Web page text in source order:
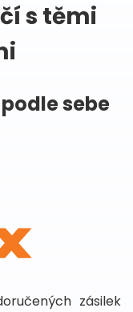
s těmi
sebe
zásilek